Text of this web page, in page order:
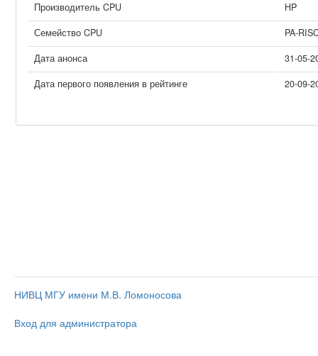
Производитель CPU
HP
Семейство CPU
PA-
Дата анонса
31-05-
Дата первого появления в рейтинге
20-09-
НИВЦ МГУ имени М.В. Ломоносова
Вход для администратора